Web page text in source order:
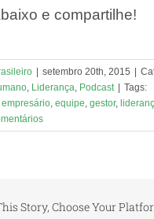
e compartilhe!
setembro 20th, 2015
, Liderança, Podcast
Tags:
empresário, equipe, gestor,
Story, Choose Your